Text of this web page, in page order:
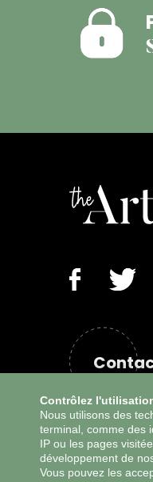
Contrôlez
Nous utilisons des
terminal, comme des
IP ou les pages
développement de
Vous pouvez les